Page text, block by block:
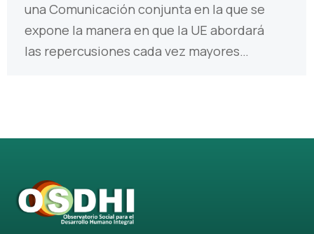
una Comunicación conjunta en la que se
expone la manera en que la UE abordará
las repercusiones cada vez mayores…